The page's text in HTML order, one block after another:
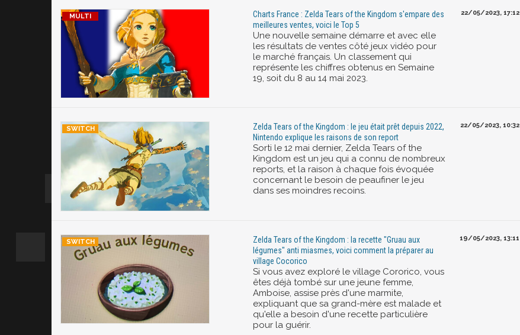
Charts France : Zelda Tears of the Kingdom s'empare des
meilleures ventes, voici le Top 5
Une nouvelle semaine démarre et avec elle
les résultats de ventes côté jeux vidéo pour
le marché français. Un classement qui
représente les chiffres obtenus en Semaine
19, soit du 8 au 14 mai 2023.
22/05/2023, 17:12
Zelda Tears of the Kingdom : le jeu était prêt depuis 2022,
Nintendo explique les raisons de son report
Sorti le 12 mai dernier, Zelda Tears of the
Kingdom est un jeu qui a connu de nombreux
reports, et la raison à chaque fois évoquée
concernant le besoin de peaufiner le jeu
dans ses moindres recoins.
22/05/2023, 10:32
Zelda Tears of the Kingdom : la recette "Gruau aux
légumes" anti miasmes, voici comment la préparer au
village Cocorico
Si vous avez exploré le village Cororico, vous
êtes déjà tombé sur une jeune femme,
Amboise, assise près d'une marmite,
expliquant que sa grand-mère est malade et
qu'elle a besoin d'une recette particulière
pour la guérir.
19/05/2023, 13:11